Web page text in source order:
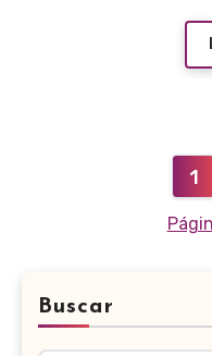
Paginación
1
Buscar